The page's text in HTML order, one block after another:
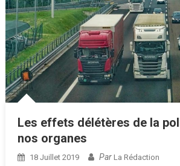
Les effets délétères de la
nos organes
18 Juillet 2019 Par La Rédaction